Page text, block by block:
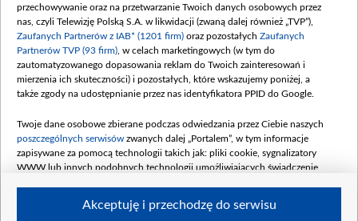
Dofinansowanie 48 862 000,00 PLN
Data podpisania umowy: GRUDZIEŃ 2025
(wpłata grudzień 60,548 mln)
Dofinansowanie 900 000 000,00 PLN
Data podpisania umowy: LUTY 2026 (wpłata
kwiecień 180 mln, 7 maja 180 mln, 8
czerwca 90 mln)
Dofinansowanie 250 000 000,00 PLN
4 sierpnia 250 mln
przechowywanie oraz na przetwarzanie Twoich danych osobowych przez
nas, czyli Telewizję Polską S.A. w likwidacji (zwaną dalej również „TVP”),
Zaufanych Partnerów z IAB* (1201 firm) oraz pozostałych Zaufanych
Partnerów TVP (93 firm) , w celach marketingowych (w tym do
zautomatyzowanego dopasowania reklam do Twoich zainteresowań i
mierzenia ich skuteczności) i pozostałych, które wskazujemy poniżej, a
także zgody na udostępnianie przez nas identyfikatora PPID do Google.
Twoje dane osobowe zbierane podczas odwiedzania przez Ciebie naszych
poszczególnych serwisów zwanych dalej „Portalem”, w tym informacje
zapisywane za pomocą technologii takich jak: pliki cookie, sygnalizatory
WWW lub innych podobnych technologii umożliwiających świadczenie
Akceptuję i przechodzę do serwisu